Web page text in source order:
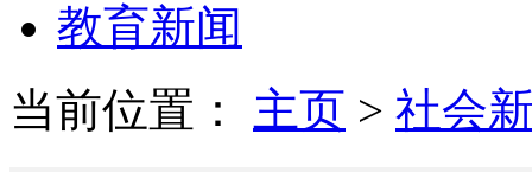
教育新闻
当前位置： 主页 > 社会